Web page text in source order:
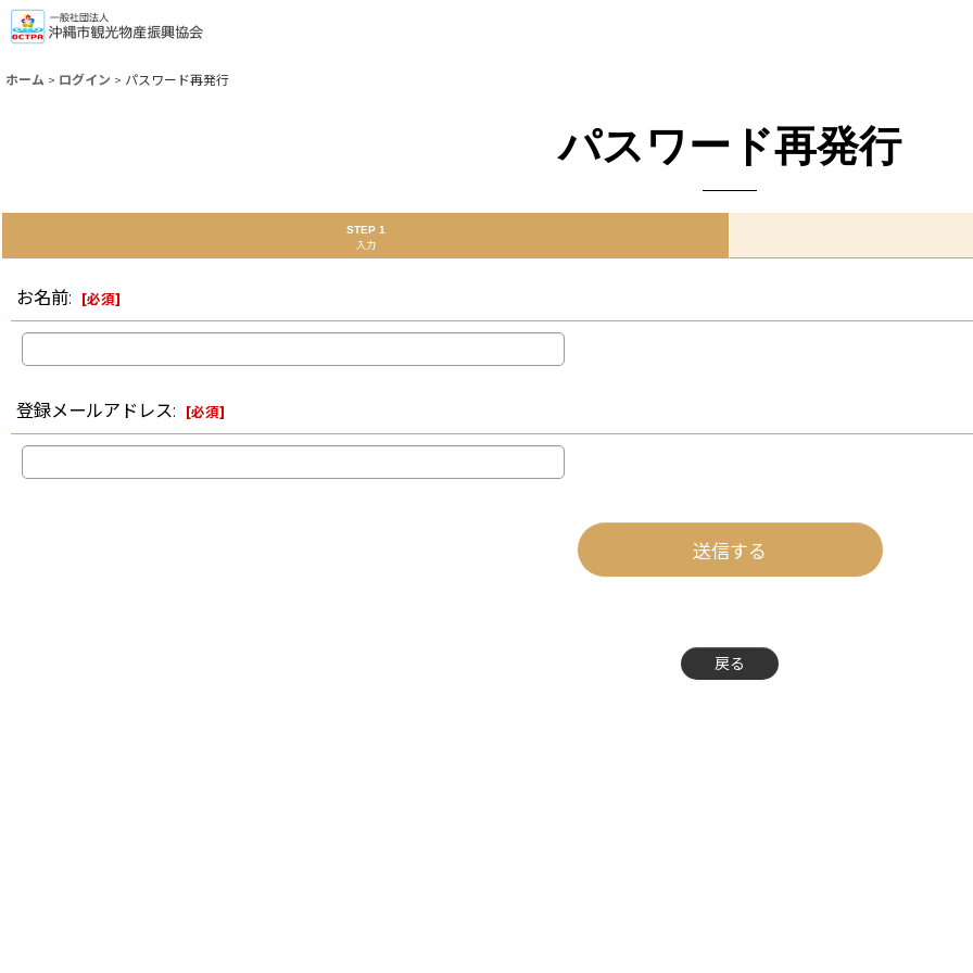
ホーム > ログイン > パスワード再発行
パスワード再発行
STEP 1
入力
お名前: [必須]
登録メールアドレス: [必須]
送信する
戻る